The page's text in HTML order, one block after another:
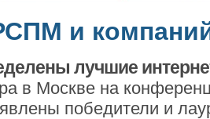
и
лучшие
в Москве на
победители и